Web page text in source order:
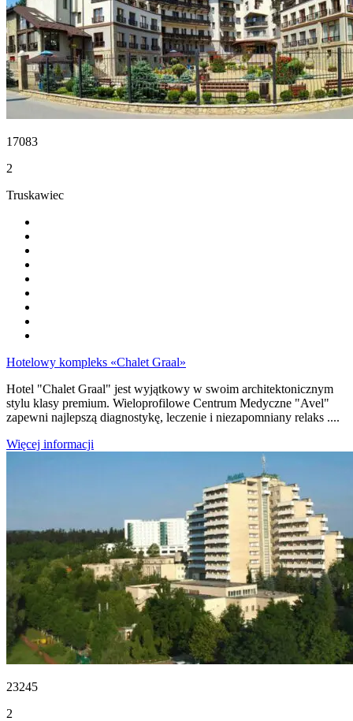
17083
2
Truskawiec
Hotelowy kompleks «Chalet Graal»
Hotel "Chalet Graal" jest wyjątkowy w swoim architektonicznym
stylu klasy premium. Wieloprofilowe Centrum Medyczne "Avel"
zapewni najlepszą diagnostykę, leczenie i niezapomniany relaks ....
Więcej informacji
23245
2